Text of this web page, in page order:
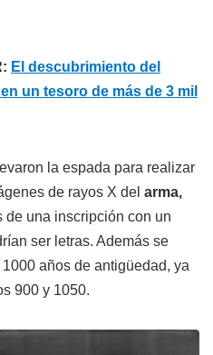
El descubrimiento del
un tesoro de más de 3 mil
la espada para realizar
de rayos X del arma,
de una inscripción con un
ser letras. Además se
años de antigüedad, ya
900 y 1050.